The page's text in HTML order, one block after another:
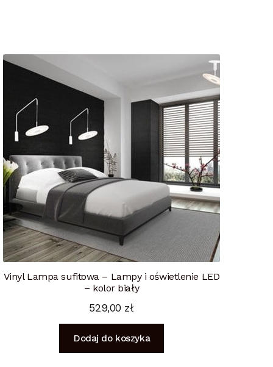
Vinyl Lampa sufitowa – Lampy i oświetlenie LED
– kolor biały
529,00 zł
Dodaj do koszyka